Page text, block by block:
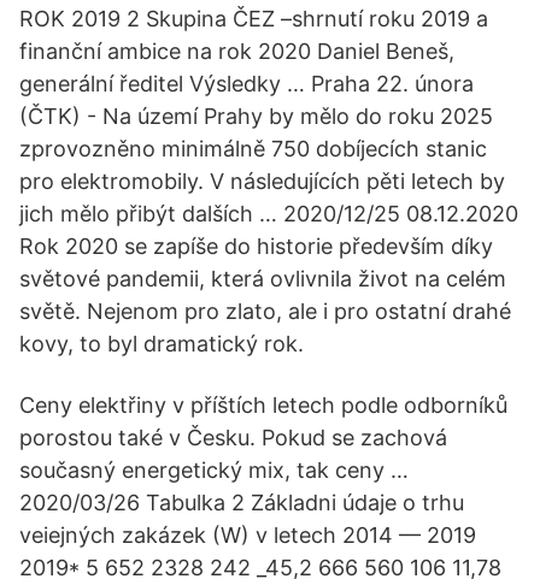
ROK 2019 2 Skupina ČEZ –shrnutí roku 2019 a
finanční ambice na rok 2020 Daniel Beneš,
generální ředitel Výsledky … Praha 22. února
(ČTK) - Na území Prahy by mělo do roku 2025
zprovozněno minimálně 750 dobíjecích stanic
pro elektromobily. V následujících pěti letech by
jich mělo přibýt dalších … 2020/12/25 08.12.2020
Rok 2020 se zapíše do historie především díky
světové pandemii, která ovlivnila život na celém
světě. Nejenom pro zlato, ale i pro ostatní drahé
kovy, to byl dramatický rok.
Ceny elektřiny v příštích letech podle odborníků
porostou také v Česku. Pokud se zachová
současný energetický mix, tak ceny …
2020/03/26 Tabulka 2 Základni údaje o trhu
veiejných zakázek (W) v letech 2014 — 2019
2019* 5 652 2328 242 _45,2 666 560 106 11,78